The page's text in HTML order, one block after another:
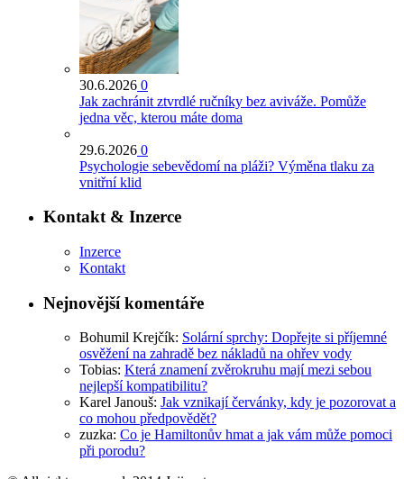
30.6.2026 0
Jak zachránit ztvrdlé ručníky bez aviváže. Pomůže
jedna věc, kterou máte doma
29.6.2026 0
Psychologie sebevědomí na pláži? Výměna tlaku za
vnitřní klid
Kontakt & Inzerce
Inzerce
Kontakt
Nejnovější komentáře
Bohumil Krejčík: Solární sprchy: Dopřejte si příjemné
osvěžení na zahradě bez nákladů na ohřev vody
Tobias: Která znamení zvěrokruhu mají mezi sebou
nejlepší kompatibilitu?
Karel Janouš: Jak vznikají červánky, kdy je pozorovat a
co mohou předpovědět?
zuzka: Co je Hamiltonův hmat a jak vám může pomoci
při porodu?